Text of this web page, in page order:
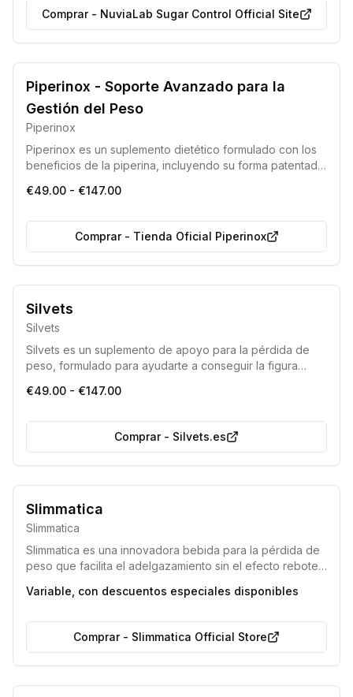
Comprar- NuviaLab Sugar Control Official Site
Piperinox - Soporte Avanzado para la
Gestión del Peso
Piperinox
Piperinox es un suplemento dietético formulado con los
beneficios de la piperina, incluyendo su forma patentada
peso, estimular el metabolismo y optimizar la absorción
€49.00 - €147.00
Comprar- Tienda Oficial Piperinox
Producto con componentes totalmente naturales.
Silvets
Silvets
Silvets es un suplemento de apoyo para la pérdida de
peso, formulado para ayudarte a conseguir la figura
adelgazamiento, acelera el metabolismo, aumenta los
€49.00 - €147.00
Comprar- Silvets.es
Composición con ingredientes naturales
Efecto integral para la mejora de la salud
Slimmatica
Slimmatica
Slimmatica es una innovadora bebida para la pérdida de
peso que facilita el adelgazamiento sin el efecto rebote.
transformar la grasa en energía, eliminar toxinas y
Variable, con descuentos especiales disponibles
Comprar- Slimmatica Official Store